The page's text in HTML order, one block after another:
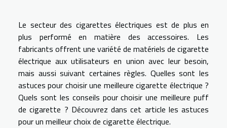
Le secteur des cigarettes électriques est de plus en
plus performé en matière des accessoires. Les
fabricants offrent une variété de matériels de cigarette
électrique aux utilisateurs en union avec leur besoin,
mais aussi suivant certaines règles. Quelles sont les
astuces pour choisir une meilleure cigarette électrique ?
Quels sont les conseils pour choisir une meilleure puff
de cigarette ? Découvrez dans cet article les astuces
pour un meilleur choix de cigarette électrique.